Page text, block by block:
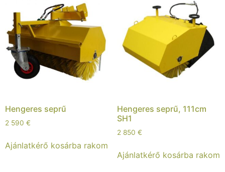
Hengeres seprű
2 590 €
Ajánlatkérő kosárba rakom
Hengeres seprű, 111cm
SH1
2 850 €
Ajánlatkérő kosárba rakom